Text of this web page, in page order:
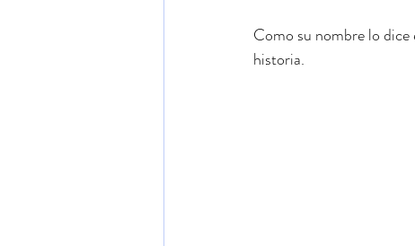
Como su nombre lo dice
historia.